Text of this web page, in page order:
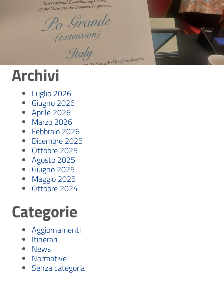
Archivi
Luglio 2026
Giugno 2026
Aprile 2026
Marzo 2026
Febbraio 2026
Dicembre 2025
Ottobre 2025
Agosto 2025
Giugno 2025
Maggio 2025
Ottobre 2024
Categorie
Aggiornamenti
Itinerari
News
Normative
Senza categoria